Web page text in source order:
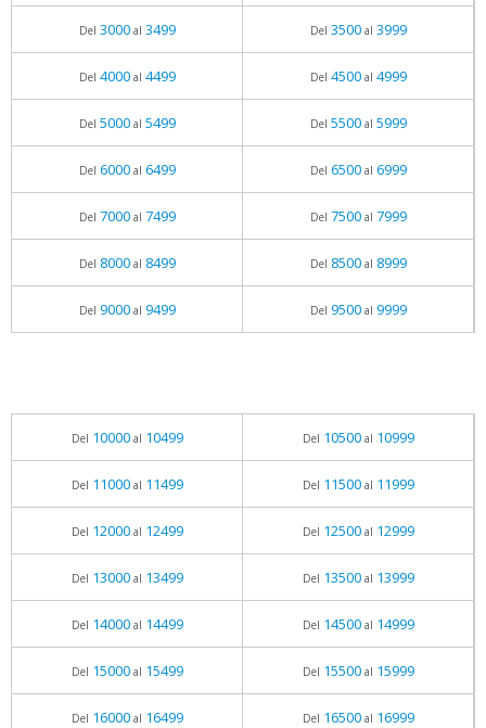
Del 3000al 3499 Del 3500al 3999
Del 4000al 4499 Del 4500al 4999
Del 5000al 5499 Del 5500al 5999
Del 6000al 6499 Del 6500al 6999
Del 7000al 7499 Del 7500al 7999
Del 8000al 8499 Del 8500al 8999
Del 9000al 9499 Del 9500al 9999
Del 10000al 10499 Del 10500al 10999
Del 11000al 11499 Del 11500al 11999
Del 12000al 12499 Del 12500al 12999
Del 13000al 13499 Del 13500al 13999
Del 14000al 14499 Del 14500al 14999
Del 15000al 15499 Del 15500al 15999
Del 16000al 16499 Del 16500al 16999